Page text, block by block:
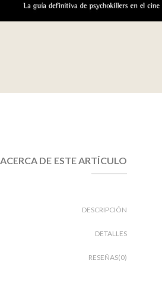
ACERCA DE ESTE ARTÍCULO
DESCRIPCIÓN
DETALLES
RESEÑAS(0)